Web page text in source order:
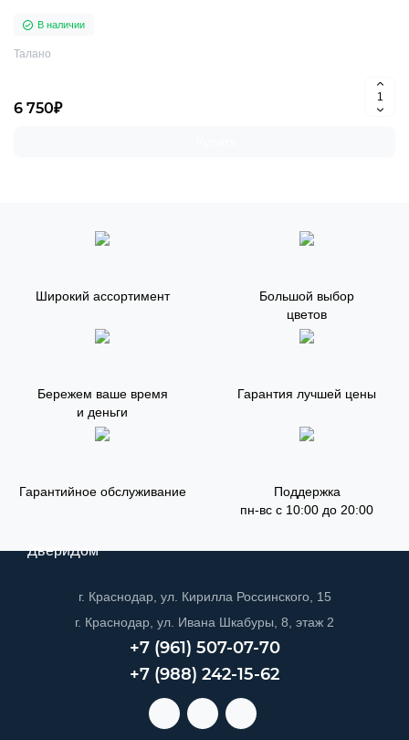
В наличии
Талано
6 750₽
Широкий ассортимент
Большой выбор
цветов
Бережем ваше время
и деньги
Гарантия лучшей цены
Гарантийное обслуживание
Поддержка
пн-вс с 10:00 до 20:00
ДвериДом
г. Краснодар, ул. Кирилла Россинского, 15
г. Краснодар, ул. Ивана Шкабуры, 8, этаж 2
+7 (961) 507-07-70
+7 (988) 242-15-62